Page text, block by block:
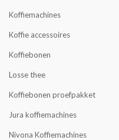
Koffiemachines
Koffie accessoires
Koffiebonen
Losse thee
Koffiebonen proefpakket
Jura koffiemachines
Nivona Koffiemachines